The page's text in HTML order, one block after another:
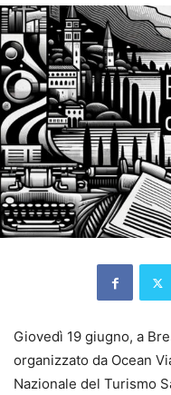
Giovedì 19 giugno, a
organizzato da Ocean
Nazionale del Turismo